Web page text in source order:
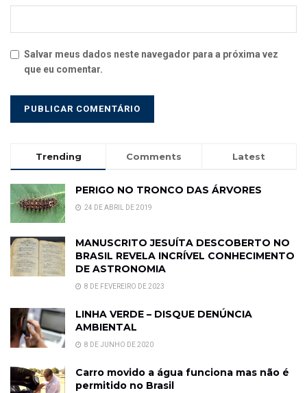
Salvar meus dados neste navegador para a próxima vez
que eu comentar.
Trending Comments Latest
PERIGO NO TRONCO DAS ÁRVORES
24 DE ABRIL DE 2019
MANUSCRITO JESUÍTA DESCOBERTO NO
BRASIL REVELA INCRÍVEL CONHECIMENTO
DE ASTRONOMIA
8 DE FEVEREIRO DE 2023
LINHA VERDE – DISQUE DENÚNCIA
AMBIENTAL
8 DE JUNHO DE 2020
Carro movido a água funciona mas não é
permitido no Brasil